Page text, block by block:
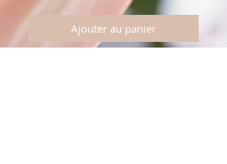
Ajouter au panier